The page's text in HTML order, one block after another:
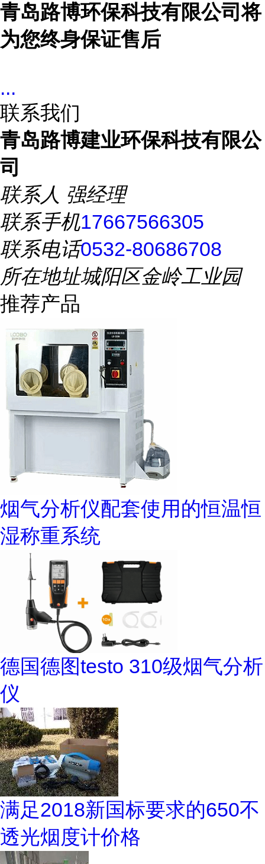
青岛路博环保科技有限公司将
为您终身保证售后
...
联系我们
青岛路博建业环保科技有限公
司
联系人 强经理
联系手机17667566305
联系电话0532-80686708
所在地址城阳区金岭工业园
推荐产品
烟气分析仪配套使用的恒温恒
湿称重系统
德国德图testo 310级烟气分析
仪
满足2018新国标要求的650不
透光烟度计价格